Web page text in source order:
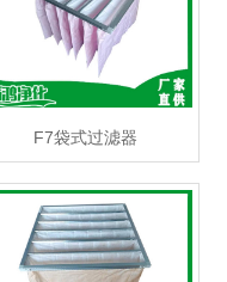
F7袋式过滤器